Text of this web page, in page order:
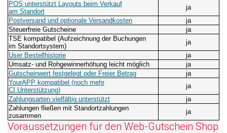
POS unterstützt Layouts beim Verkauf
am Standort
ja
Postversand und optionale Versandkosten
ja
Steuerfreie Gutscheine
ja
TSE kompatibel (Aufzeichnung der Buchungen
im Standortsystem)
ja
User Bestellhistorie
ja
Umsatz- und Rohgewinnerhöhung leicht möglich
ja
Gutscheinwert festgelegt oder Freier Betrag
ja
YourAPP kompatibel (noch mehr
CI Unterstützung)
ja
Zahlungsarten vielfältig unterstützt
ja
Zahlungen fließen mit Standortzahlungen
zusammen
ja
Voraussetzungen für den Web-Gutschein Shop